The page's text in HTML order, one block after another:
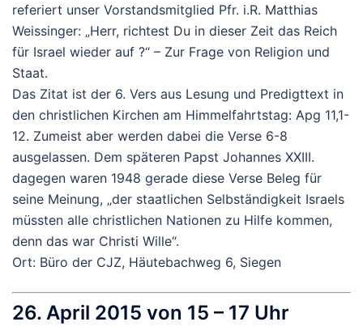
referiert unser Vorstandsmitglied Pfr. i.R. Matthias
Weissinger: „Herr, richtest Du in dieser Zeit das Reich
für Israel wieder auf ?“ – Zur Frage von Religion und
Staat.
Das Zitat ist der 6. Vers aus Lesung und Predigttext in
den christlichen Kirchen am Himmelfahrtstag: Apg 11,1-
12. Zumeist aber werden dabei die Verse 6-8
ausgelassen. Dem späteren Papst Johannes XXIII.
dagegen waren 1948 gerade diese Verse Beleg für
seine Meinung, „der staatlichen Selbständigkeit Israels
müssten alle christlichen Nationen zu Hilfe kommen,
denn das war Christi Wille“.
Ort: Büro der CJZ, Häutebachweg 6, Siegen
26. April 2015 von 15 – 17 Uhr